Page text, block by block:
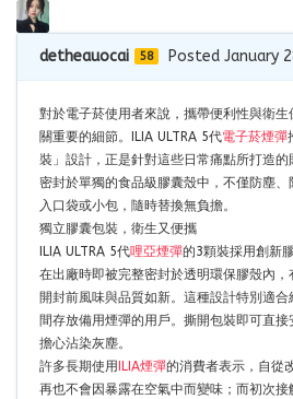
detheauocai 58 Posted January
對於電子菸使用者來說，攜帶便利性與衛
關重要的細節。ILIA ULTRA 5代電子菸煙彈
裝」設計，正是針對這些日常痛點所打造
密封於單獨的食品級膠囊殼中，不僅防塵
入口袋或小包，隨時替換無負擔。
獨立膠囊包裝，衛生又便攜
ILIA ULTRA 5代哩亞煙彈的3顆裝採用創新
在出廠時即被完整密封於透明環保膠殼內
開封前風味與品質如新。這種設計特別適
間存放備用煙彈的用戶。撕開包裝即可直
擔心沾染灰塵。
許多長期使用 ILIA煙彈的消費者表示，自從
再也不會因暴露在空氣中而變味；而初次